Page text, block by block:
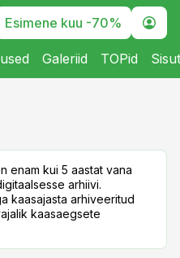
Esimene kuu -70%
Galeriid TOPid
enam kui 5 aastat vana
arhiivi.
kaasajasta arhiveeritud
kaasaegsete